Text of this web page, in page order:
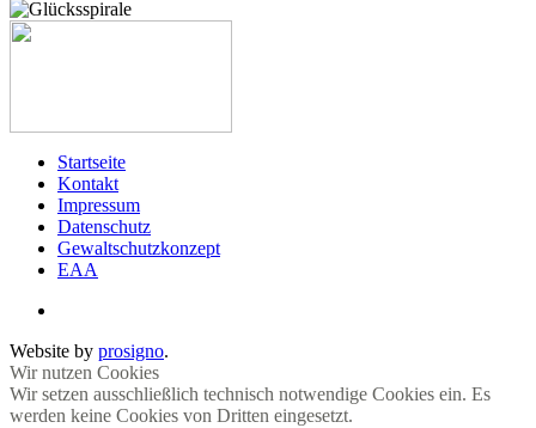
Startseite
Kontakt
Impressum
Datenschutz
Gewaltschutzkonzept
EAA
Website by prosigno.
Wir nutzen Cookies
Wir setzen ausschließlich technisch notwendige Cookies ein. Es
werden keine Cookies von Dritten eingesetzt.